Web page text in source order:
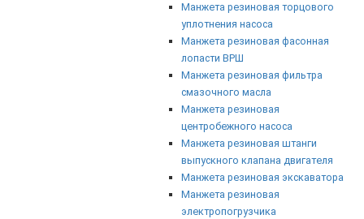
Манжета резиновая торцового
уплотнения насоса
Манжета резиновая фасонная
лопасти ВРШ
Манжета резиновая фильтра
смазочного масла
Манжета резиновая
центробежного насоса
Манжета резиновая штанги
выпускного клапана двигателя
Манжета резиновая экскаватора
Манжета резиновая
электропогрузчика